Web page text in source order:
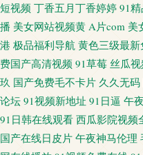
短视频 丁香五月丁香婷婷 91
播 美女网站视频黄 A片com 美
港 极品福利导航 黄色三级最新
费国产高清视频 91草莓 丝瓜
玖 国产免费毛不卡片 久久无码
论坛 91视频新地址 91日逼 午
91日韩在线观看 西瓜影院视频
国产在线日皮片 午夜神马伦理